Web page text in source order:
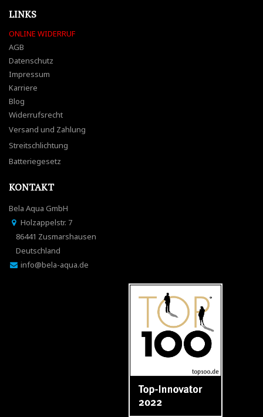
LINKS
ONLINE WIDERRUF
AGB
Datenschutz
Impressum
Karriere
Blog
Widerrufsrecht
Versand und Zahlung
Streitschlichtung
Batteriegesetz
KONTAKT
Bela Aqua GmbH
Holzappelstr. 7
86441 Zusmarshausen
Deutschland
info@bela-aqua.de